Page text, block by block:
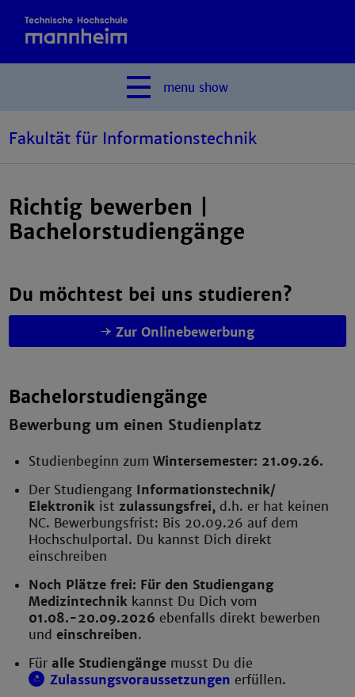
menu show
Fakultät für Informationstechnik
Richtig bewerben |
Bachelorstudiengänge
Du möchtest bei uns studieren?
Zur Onlinebewerbung
Bachelorstudiengänge
Bewerbung um einen Studienplatz
Studienbeginn zumWintersemester: 21.09.26.
Der Studiengang Informationstechnik/
Elektronik ist zulassungsfrei, d.h. er hat keinen
NC. Bewerbungsfrist: Bis 20.09.26 auf dem
Hochschulportal. Du kannst Dich direkt
einschreiben
Noch Plätze frei: Für den Studiengang
Medizintechnik kannst Du Dich vom
01.08.-20.09.2026 ebenfalls direkt bewerben
undeinschreiben.
Für alle Studiengänge musst Du die
Zulassungsvoraussetzungen erfüllen.